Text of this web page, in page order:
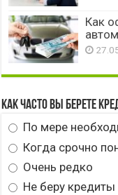
Как
Как часто вы берете
По мере
Когда срочно
Очень редко
Не беру